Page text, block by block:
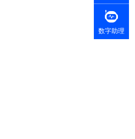
数字助理